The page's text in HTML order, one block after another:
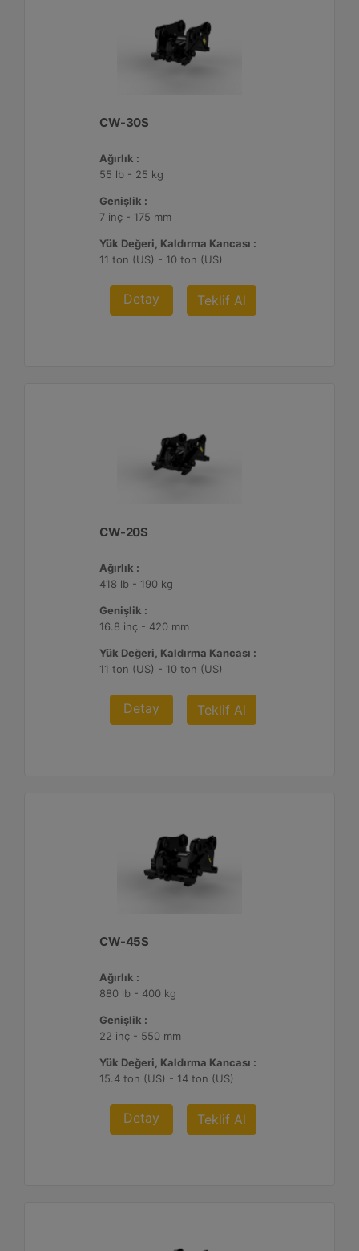
CW-30S
Ağırlık :
55 lb - 25 kg
Genişlik :
7 inç - 175 mm
Yük Değeri, Kaldırma Kancası :
11 ton (US) - 10 ton (US)
Detay Teklif Al
CW-20S
Ağırlık :
418 lb - 190 kg
Genişlik :
16.8 inç - 420 mm
Yük Değeri, Kaldırma Kancası :
11 ton (US) - 10 ton (US)
Detay Teklif Al
CW-45S
Ağırlık :
880 lb - 400 kg
Genişlik :
22 inç - 550 mm
Yük Değeri, Kaldırma Kancası :
15.4 ton (US) - 14 ton (US)
Detay Teklif Al